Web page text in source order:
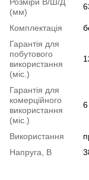
(мм)
Комплектація
Гарантія для
побутового
використання
(міс.)
Гарантія для
комерційного
використання
(міс.)
6
Використання
Напруга, В